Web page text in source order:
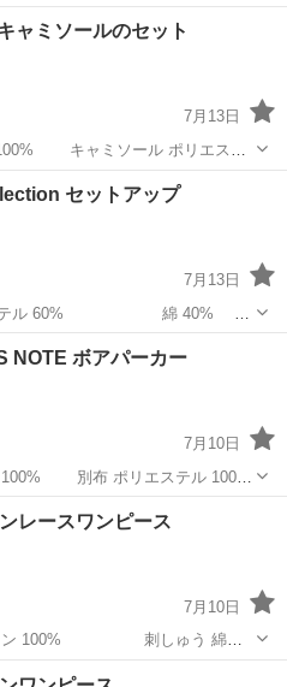
ライバーを使用します！ ◎軽量部
ない環境です。 ◎未経験の方でも
...
ャミソールのセット
7月13日
エステ
な方はご遠慮くださいませキャミソール
セットアップ
7月13日
綿 40%
ファッション セットアップ
NOTE ボアパーカー
7月10日
100%
くださいませ。
レースワンピース
7月10日
しゅう 綿
ファッション